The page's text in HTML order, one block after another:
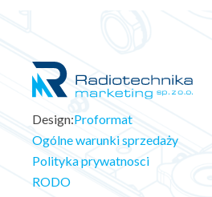
Design:Proformat
Ogólne warunki sprzedaży
Polityka prywatnosci
RODO